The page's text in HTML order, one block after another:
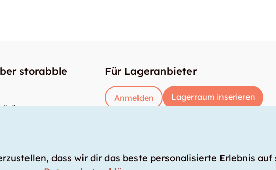
storabble Für Lageranbieter
Anmelden Lagerraum inserieren
dass wir dir das beste personalisierte Erlebnis